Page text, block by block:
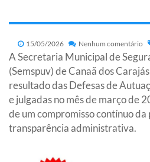
15/05/2026 Nenhum comentário
A Secretaria Municipal de
(Semspuv) de Canaã dos
resultado das Defesas de
e julgadas no mês de março de
de um compromisso contínuo
transparência administrativa.